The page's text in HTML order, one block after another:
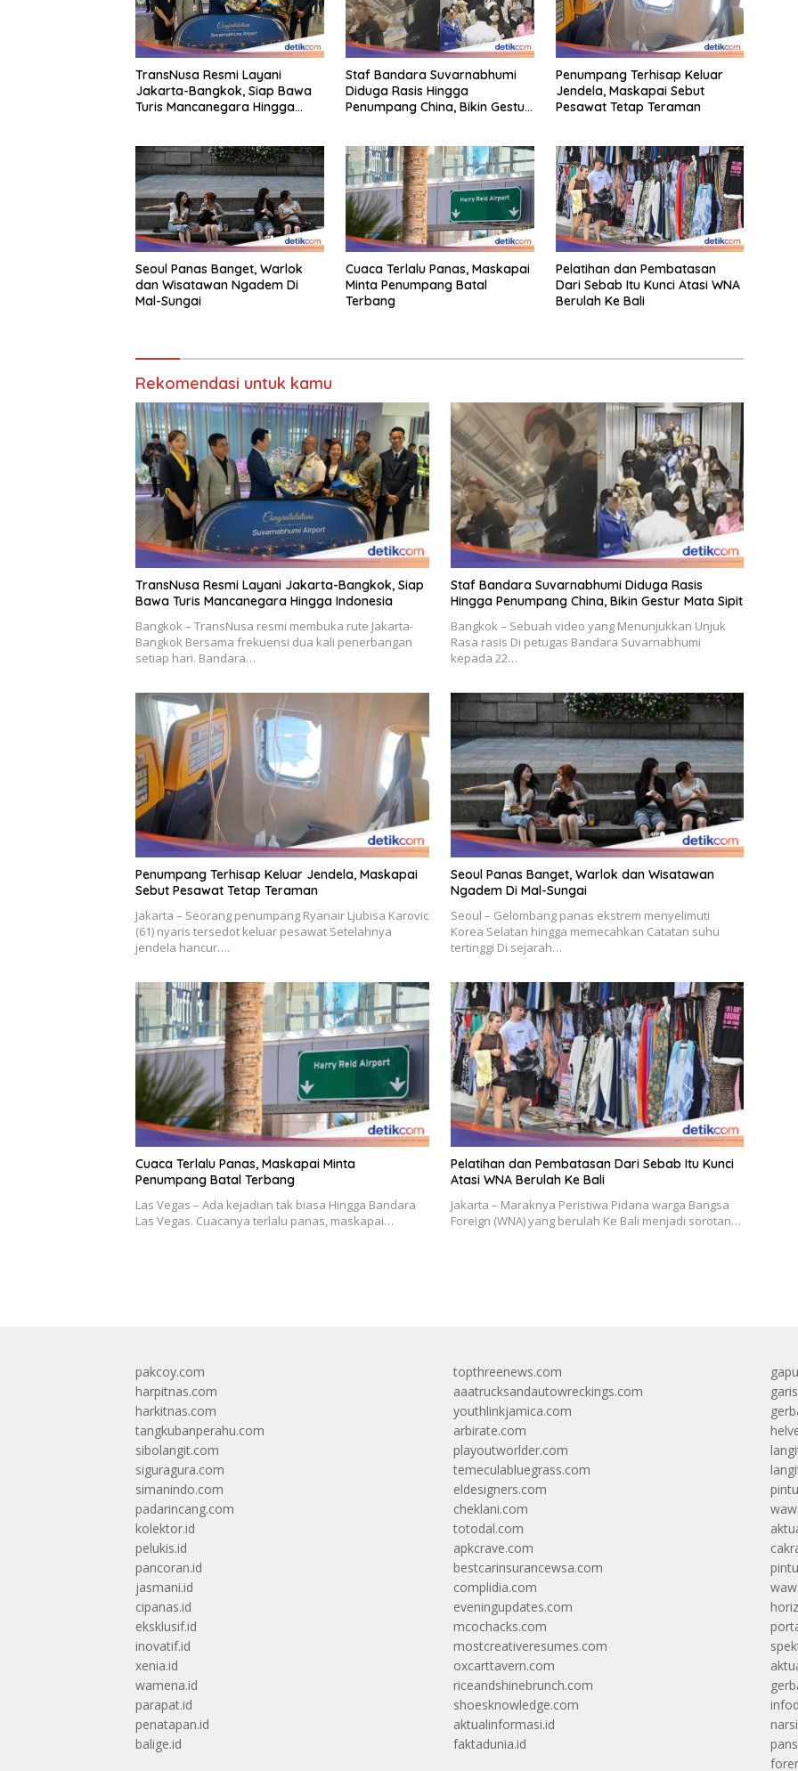
TransNusa Resmi Layani
Jakarta-Bangkok, Siap Bawa
Turis Mancanegara Hingga
Staf Bandara Suvarnabhumi
Diduga Rasis Hingga
Penumpang China, Bikin Gestur
Penumpang Terhisap Keluar
Jendela, Maskapai Sebut
Pesawat Tetap Teraman
Seoul Panas Banget, Warlok
dan Wisatawan Ngadem Di
Mal-Sungai
Cuaca Terlalu Panas, Maskapai
Minta Penumpang Batal
Terbang
Pelatihan dan Pembatasan
Dari Sebab Itu Kunci Atasi WNA
Berulah Ke Bali
Rekomendasi untuk kamu
TransNusa Resmi Layani Jakarta-Bangkok, Siap
Bawa Turis Mancanegara Hingga Indonesia
Bangkok – TransNusa resmi membuka rute Jakarta-
Bangkok Bersama frekuensi dua kali penerbangan
setiap hari. Bandara…
Staf Bandara Suvarnabhumi Diduga Rasis
Hingga Penumpang China, Bikin Gestur Mata Sipit
Bangkok – Sebuah video yang Menunjukkan Unjuk
Rasa rasis Di petugas Bandara Suvarnabhumi
kepada 22…
Penumpang Terhisap Keluar Jendela, Maskapai
Sebut Pesawat Tetap Teraman
Jakarta – Seorang penumpang Ryanair Ljubisa Karovic
(61) nyaris tersedot keluar pesawat Setelahnya
jendela hancur….
Seoul Panas Banget, Warlok dan Wisatawan
Ngadem Di Mal-Sungai
Seoul – Gelombang panas ekstrem menyelimuti
Korea Selatan hingga memecahkan Catatan suhu
tertinggi Di sejarah…
Cuaca Terlalu Panas, Maskapai Minta
Penumpang Batal Terbang
Las Vegas – Ada kejadian tak biasa Hingga Bandara
Las Vegas. Cuacanya terlalu panas, maskapai…
Pelatihan dan Pembatasan Dari Sebab Itu Kunci
Atasi WNA Berulah Ke Bali
Jakarta – Maraknya Peristiwa Pidana warga Bangsa
Foreign (WNA) yang berulah Ke Bali menjadi sorotan…
pakcoy.com
harpitnas.com
harkitnas.com
tangkubanperahu.com
sibolangit.com
siguragura.com
simanindo.com
padarincang.com
kolektor.id
pelukis.id
pancoran.id
jasmani.id
cipanas.id
eksklusif.id
inovatif.id
xenia.id
wamena.id
parapat.id
penatapan.id
balige.id
topthreenews.com
aaatrucksandautowreckings.com
youthlinkjamica.com
arbirate.com
playoutworlder.com
temeculabluegrass.com
eldesigners.com
cheklani.com
totodal.com
apkcrave.com
bestcarinsurancewsa.com
complidia.com
eveningupdates.com
mcochacks.com
mostcreativeresumes.com
oxcarttavern.com
riceandshinebrunch.com
shoesknowledge.com
aktualinformasi.id
faktadunia.id